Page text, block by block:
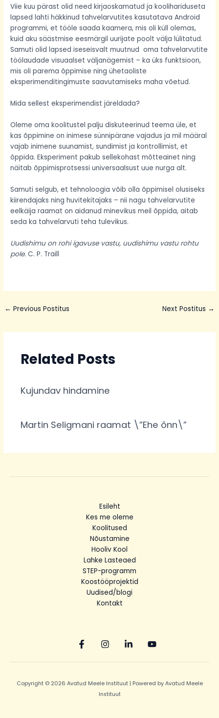
Viie kuu pärast olid need kirjaoskamatud ja koolihariduseta
lapsed lahti häkkinud tahvelarvutites kasutatava Android
programmi, et tööle saada kaamera, mis oli küll olemas,
kuid aku säästmise eesmärgil uurijate poolt välja lülitatud.
Samuti olid lapsed iseseisvalt muutnud oma tahvelarvutite
töölaudade visuaalset väljanägemist – ka üks funktsioon,
mis oli parema õppimise ning ühetaoliste
eksperimenditingimuste saavutamiseks maha võetud.
Mida sellest eksperimendist järeldada?
Oleme oma koolitustel palju diskuteerinud teema üle, et
kas õppimine on inimese sünnipärane vajadus ja mil määral
vajab inimene suunamist, sundimist ja kontrollimist, et
õppida. Eksperiment pakub sellekohast mõtteainet ning
näitab õppimisprotsessi universaalsust uue nurga alt.
Samuti selgub, et tehnoloogia võib olla õppimisel olusiseks
kiirendajaks ning huvitekitajaks – nii nagu tahvelarvutite
eelkäija raamat on aidanud minevikus meil õppida, aitab
seda ka tahvelarvuti teha tulevikus.
Uudishimu on rohi igavuse vastu, uudishimu vastu rohtu
pole. C. P. Traill
← Previous Postitus Next Postitus →
Related Posts
Kujundav hindamine
Martin Seligmani raamat \”Ehe õnn\”
Esileht
Kes me oleme
Koolitused
Nõustamine
Hooliv Kool
Lahke Lasteaed
STEP-programm
Koostööprojektid
Uudised/blogi
Kontakt
Copyright © 2026 Avatud Meele Instituut | Powered by Avatud Meele
Instituut